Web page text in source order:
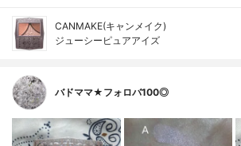
CANMAKE(キャンメイク)
ジューシーピュアアイズ
バドママ★フォロバ100◎